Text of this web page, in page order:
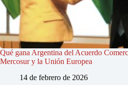
Qué gana Argentina del Acuerdo
Mercosur y la Unión Europea
14 de febrero de 2026